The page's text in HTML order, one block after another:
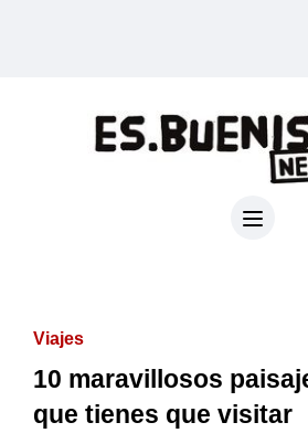
Viajes
10 maravillosos
que tienes que visitar